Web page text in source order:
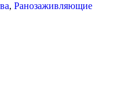
, Ранозаживляющие